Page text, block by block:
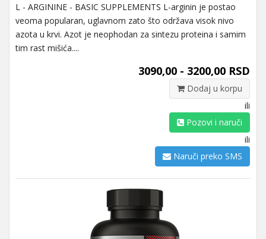
L - ARGININE - BASIC SUPPLEMENTS L-arginin je postao
veoma popularan, uglavnom zato što održava visok nivo
azota u krvi. Azot je neophodan za sintezu proteina i samim
tim rast mišića....
3090,00 - 3200,00 RSD
Dodaj u korpu
ili
Pozovi i naruči
ili
Naruči preko SMS